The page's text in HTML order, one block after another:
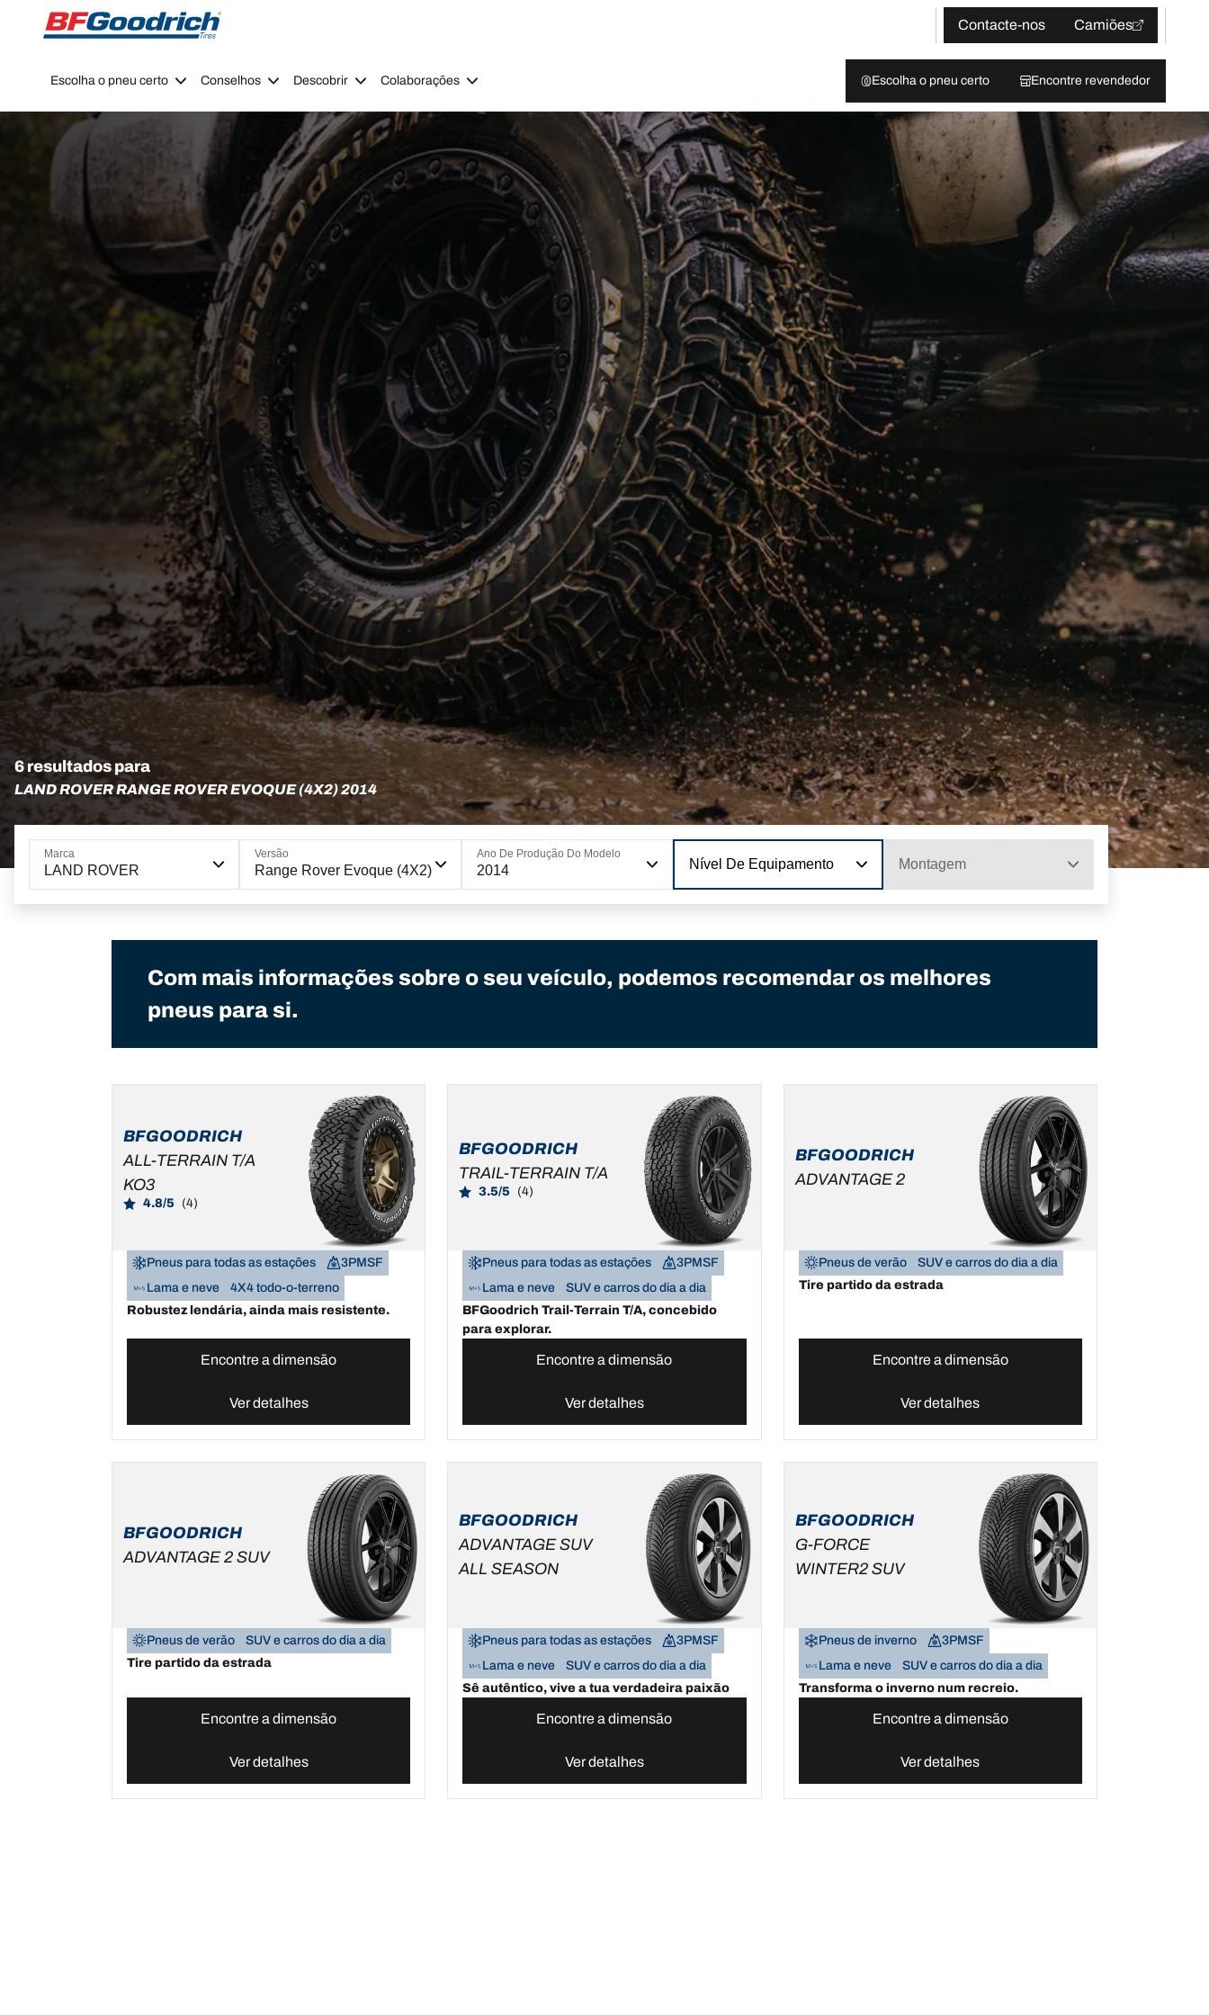
Go to page content
Go to page navigation
Contacte-nos
Camiões
Escolha o pneu certo Conselhos Descobrir Colaborações Escolha o pneu certo Encontre revendedor
6 resultados para
LAND ROVER RANGE ROVER EVOQUE (4X2) 2014
Marca
LAND ROVER
Versão
Range Rover Evoque (4X2)
Ano De Produção Do Modelo
2014 Nível De Equipamento Montagem
Com mais informações sobre o seu veículo, podemos recomendar os melhores
pneus para si.
BFGOODRICH
ALL-TERRAIN T/A
KO3
4.8/5 (4)
Pneus para todas as estações
3PMSF
Lama e neve
4X4 todo-o-terreno
Robustez lendária, ainda mais resistente.
Encontre a dimensão
Ver detalhes
BFGOODRICH
TRAIL-TERRAIN T/A
3.5/5 (4)
Pneus para todas as estações
3PMSF
Lama e neve
SUV e carros do dia a dia
BFGoodrich Trail-Terrain T/A, concebido
para explorar.
Encontre a dimensão
Ver detalhes
BFGOODRICH
ADVANTAGE 2
Pneus de verão
SUV e carros do dia a dia
Tire partido da estrada
Encontre a dimensão
Ver detalhes
BFGOODRICH
ADVANTAGE 2 SUV
Pneus de verão
SUV e carros do dia a dia
Tire partido da estrada
Encontre a dimensão
Ver detalhes
BFGOODRICH
ADVANTAGE SUV
ALL SEASON
Pneus para todas as estações
3PMSF
Lama e neve
SUV e carros do dia a dia
Sê autêntico, vive a tua verdadeira paixão
Encontre a dimensão
Ver detalhes
BFGOODRICH
G-FORCE
WINTER2 SUV
Pneus de inverno
3PMSF
Lama e neve
SUV e carros do dia a dia
Transforma o inverno num recreio.
Encontre a dimensão
Ver detalhes